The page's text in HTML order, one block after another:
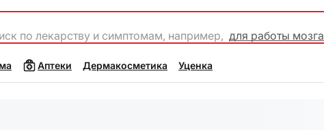
по лекарству и симптомам, например, для работы мозга
Аптеки Дермакосметика Уценка